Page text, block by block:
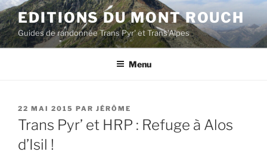
Aller
au
contenu
principal
EDITIONS DU MONT ROUCH
Guides de randonnée Trans Pyr' et Trans'Alpes
Menu
PUBLIÉ
LE
22 MAI 2015 PAR JÉRÔME
Trans Pyr’ et HRP : Refuge à Alos
d’Isil !